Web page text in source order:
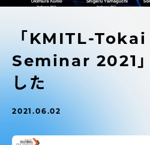
程]
「KMITL-
Seminar 2021
した
2021.06.02
大学の概要
教育・研究
受験・入学案内